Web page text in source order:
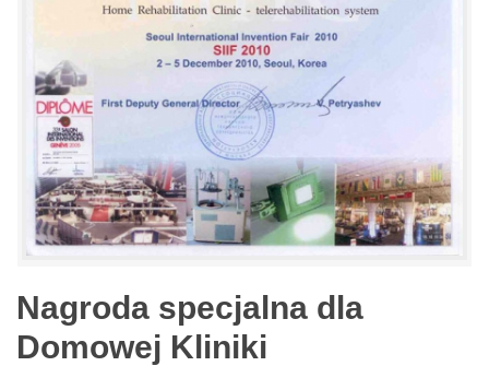
Nagroda specjalna dla
Domowej Kliniki